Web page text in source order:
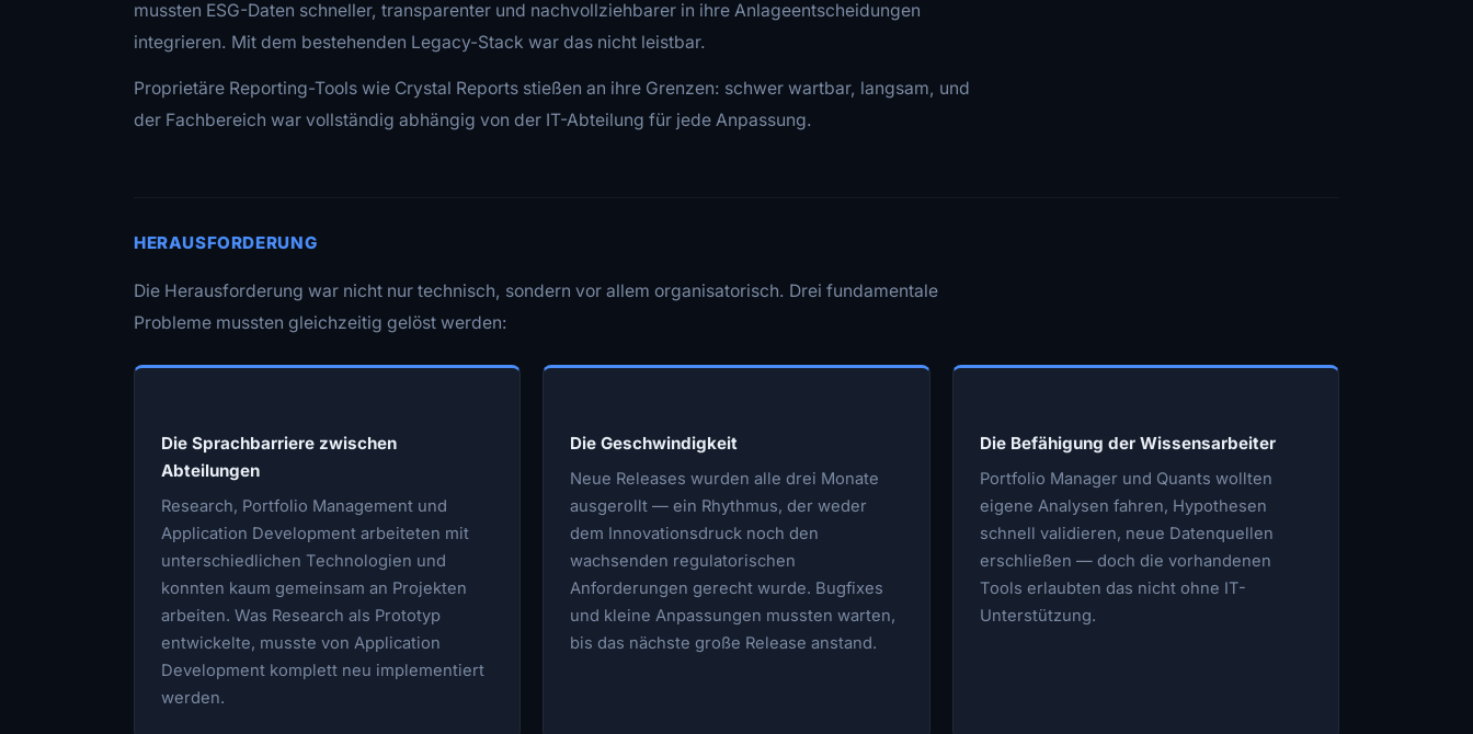
mussten ESG-Daten schneller, transparenter und nachvollziehbarer in ihre Anlageentscheidungen
integrieren. Mit dem bestehenden Legacy-Stack war das nicht leistbar.
Proprietäre Reporting-Tools wie Crystal Reports stießen an ihre Grenzen: schwer wartbar, langsam, und
der Fachbereich war vollständig abhängig von der IT-Abteilung für jede Anpassung.
HERAUSFORDERUNG
Die Herausforderung war nicht nur technisch, sondern vor allem organisatorisch. Drei fundamentale
Probleme mussten gleichzeitig gelöst werden:
Die Sprachbarriere zwischen
Abteilungen
Research, Portfolio Management und
Application Development arbeiteten mit
unterschiedlichen Technologien und
konnten kaum gemeinsam an Projekten
arbeiten. Was Research als Prototyp
entwickelte, musste von Application
Development komplett neu implementiert
werden.
Die Geschwindigkeit
Neue Releases wurden alle drei Monate
ausgerollt — ein Rhythmus, der weder
dem Innovationsdruck noch den
wachsenden regulatorischen
Anforderungen gerecht wurde. Bugfixes
und kleine Anpassungen mussten warten,
bis das nächste große Release anstand.
Die Befähigung der Wissensarbeiter
Portfolio Manager und Quants wollten
eigene Analysen fahren, Hypothesen
schnell validieren, neue Datenquellen
erschließen — doch die vorhandenen
Tools erlaubten das nicht ohne IT-
Unterstützung.